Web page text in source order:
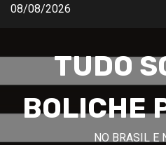
Skip08/08/2026
TUDO
BOLICHE
NO BRASIL E